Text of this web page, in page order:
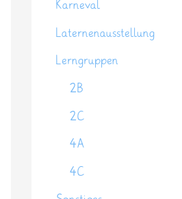
Karneval
Laternenausstellung
Lerngruppen
2B
2C
4A
4C